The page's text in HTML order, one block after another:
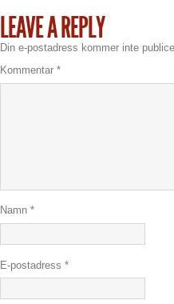
LEAVE A REPLY
Din e-postadress kommer inte
Kommentar *
Namn *
E-postadress *